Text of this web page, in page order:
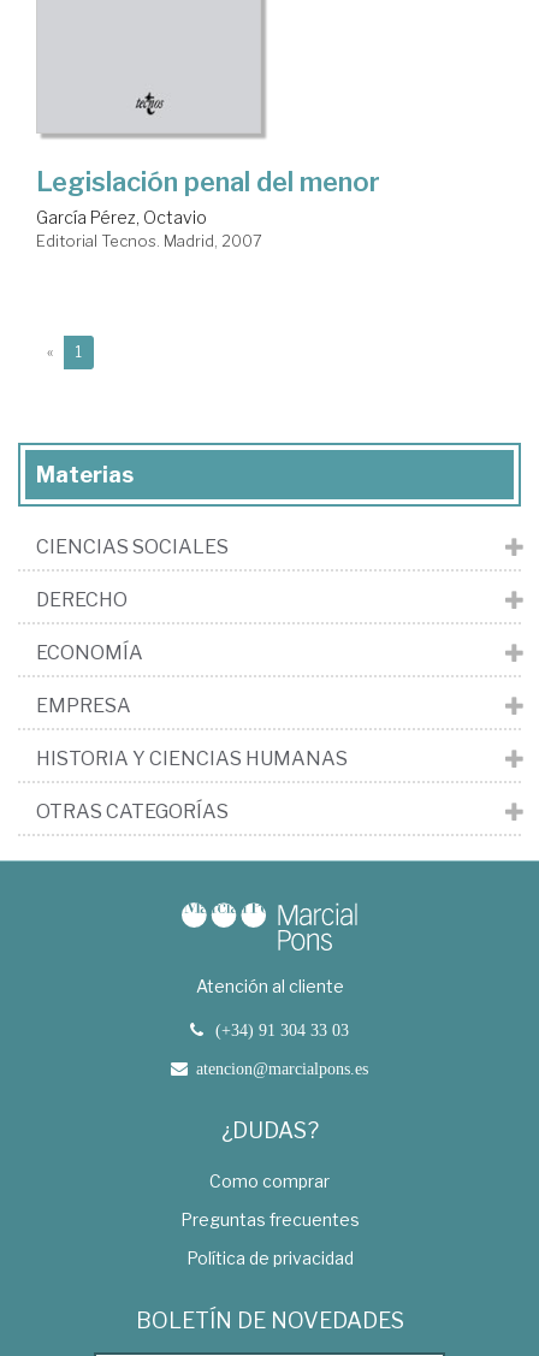
Legislación penal del menor
García Pérez, Octavio
Editorial Tecnos. Madrid, 2007
« 1
Materias
CIENCIAS SOCIALES
DERECHO
ECONOMÍA
EMPRESA
HISTORIA Y CIENCIAS HUMANAS
OTRAS CATEGORÍAS
Atención al cliente
(+34) 91 304 33 03
atencion@marcialpons.es
¿DUDAS?
Como comprar
Preguntas frecuentes
Política de privacidad
BOLETÍN DE NOVEDADES